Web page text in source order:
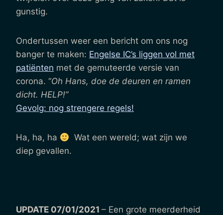
gunstig.
Ondertussen weer een bericht om ons nog
banger te maken: Engelse IC’s liggen vol met
patiënten met de gemuteerde versie van
corona. “Oh Hans, doe de deuren en ramen
dicht. HELP!”
Gevolg: nog strengere regels!
Ha, ha, ha
Wat een wereld; wat zijn we
diep gevallen.
UPDATE 07/01/2021 – Een grote meerderheid